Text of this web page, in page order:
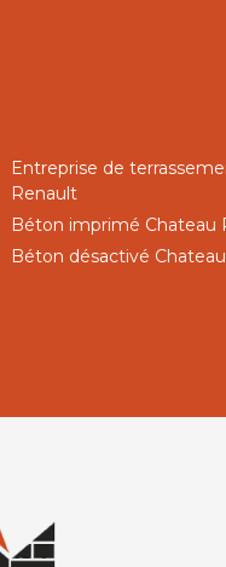
Entreprise de
Renault
Béton imprimé Chateau
Béton désactivé